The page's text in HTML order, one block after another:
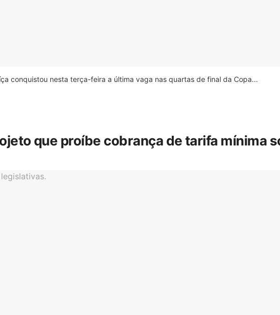
conquistou nesta terça-feira a última vaga nas quartas de final da Copa...
que proíbe cobrança de tarifa mínima